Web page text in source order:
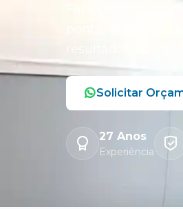
Fabricamos
ponta,
resultados
Solicitar
27 Anos
Experiência